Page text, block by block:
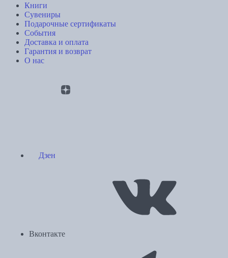
Книги
Сувениры
Подарочные сертификаты
События
Доставка и оплата
Гарантия и возврат
О нас
Дзен
Вконтакте